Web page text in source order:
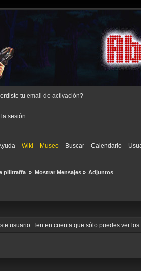
tu email de activación?
sesión
Wiki Museo Buscar Calendario
pilltraffa » Mostrar Mensajes» Adjuntos
usuario. Ten en cuenta que sólo puedes ver